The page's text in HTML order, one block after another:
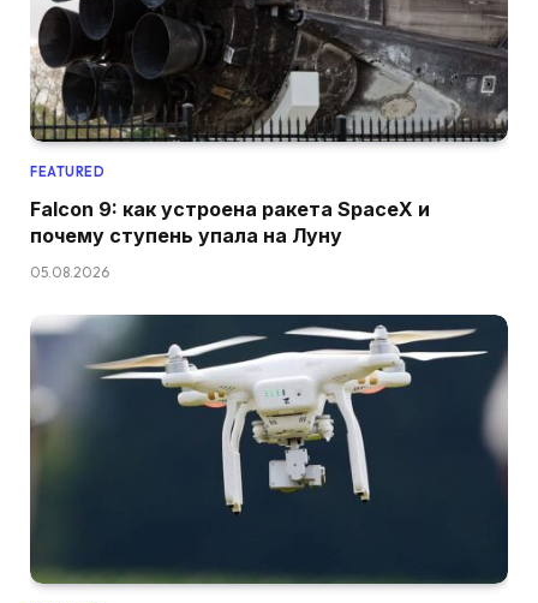
FEATURED
Falcon 9: как устроена ракета SpaceX и
почему ступень упала на Луну
05.08.2026